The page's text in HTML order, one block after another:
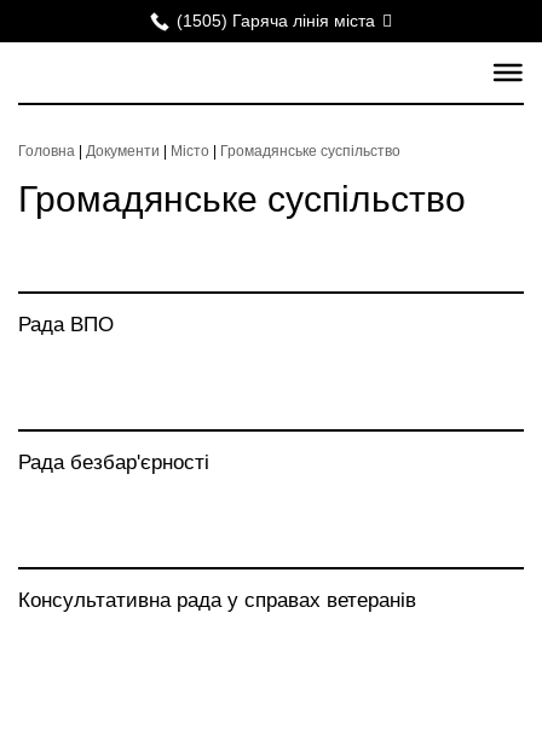
(1505) Гаряча лінія міста
Головна Документи Місто Громадянське суспільство
Громадянське суспільство
Рада ВПО
Рада безбар'єрності
Консультативна рада у справах ветеранів